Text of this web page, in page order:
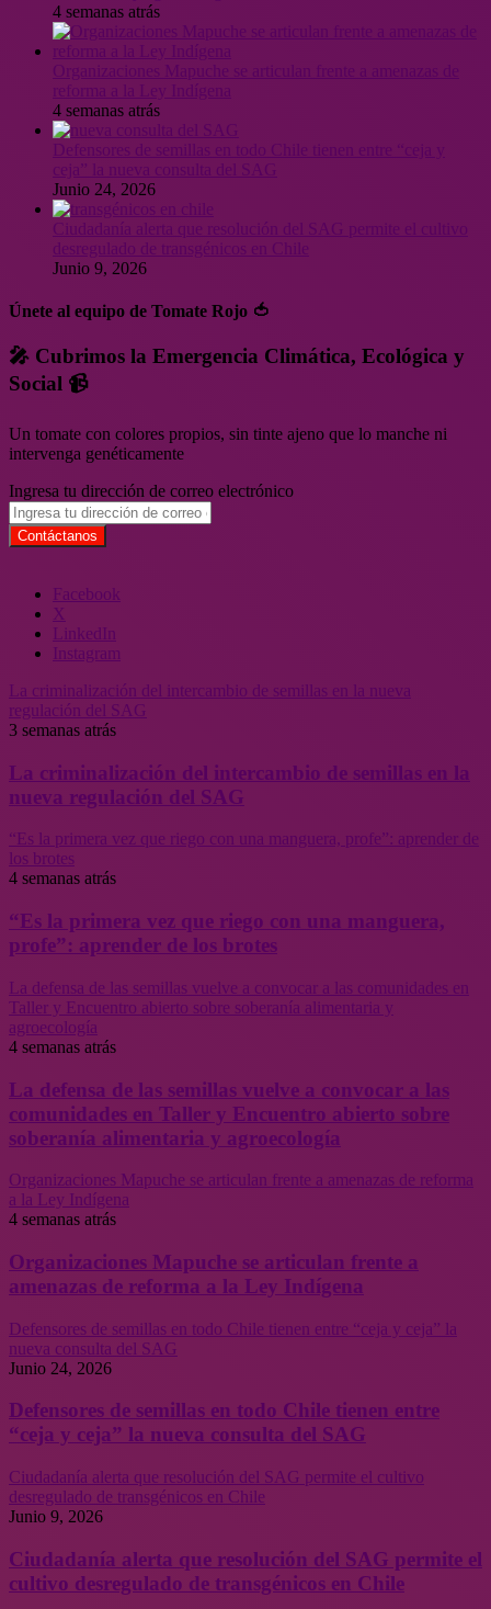
4 semanas atrás
Organizaciones Mapuche se articulan frente a amenazas de
4 semanas atrás
Junio 24, 2026
Ciudadanía alerta que resolución del SAG permite el cultivo
desregulado de transgénicos en Chile
Junio 9, 2026
Únete al equipo de Tomate Rojo 🍅
🎤 Cubrimos la Emergencia Climática, Ecológica y
Social 📹
Un tomate con colores propios, sin tinte ajeno que lo manche ni
intervenga genéticamente
Ingresa tu dirección de correo electrónico
Facebook
X
LinkedIn
Instagram
La criminalización del intercambio de semillas en la nueva
regulación del SAG
3 semanas atrás
La criminalización del intercambio de semillas en la
nueva regulación del SAG
“Es la primera vez que riego con una manguera, profe”: aprender de
los brotes
4 semanas atrás
“Es la primera vez que riego con una manguera,
profe”: aprender de los brotes
La defensa de las semillas vuelve a convocar a las comunidades en
Taller y Encuentro abierto sobre soberanía alimentaria y
agroecología
4 semanas atrás
La defensa de las semillas vuelve a convocar a las
comunidades en Taller y Encuentro abierto sobre
soberanía alimentaria y agroecología
Organizaciones Mapuche se articulan frente a amenazas de reforma
a la Ley Indígena
4 semanas atrás
Organizaciones Mapuche se articulan frente a
amenazas de reforma a la Ley Indígena
Defensores de semillas en todo Chile tienen entre “ceja y ceja” la
nueva consulta del SAG
Junio 24, 2026
Defensores de semillas en todo Chile tienen entre
“ceja y ceja” la nueva consulta del SAG
Ciudadanía alerta que resolución del SAG permite el cultivo
desregulado de transgénicos en Chile
Junio 9, 2026
Ciudadanía alerta que resolución del SAG permite el
cultivo desregulado de transgénicos en Chile